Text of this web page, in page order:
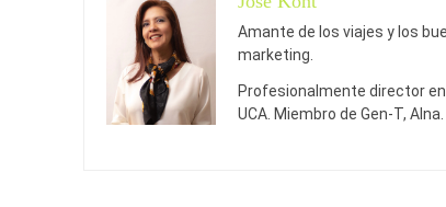
Amante de los viajes y los
marketing.
Profesionalmente director
UCA. Miembro de Gen-T,